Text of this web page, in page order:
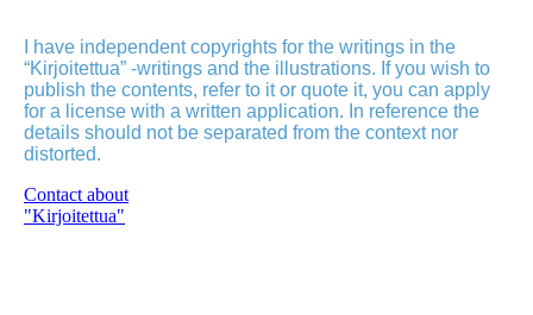
I have independent copyrights for the writings in the
“Kirjoitettua” -writings and the illustrations. If you wish to
publish the contents, refer to it or quote it, you can apply
for a license with a written application. In reference the
details should not be separated from the context nor
distorted.
Contact about
"Kirjoitettua"